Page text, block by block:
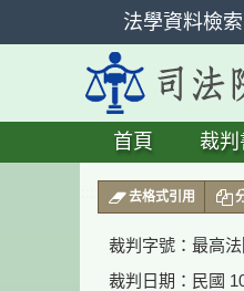
法學資料檢
首頁 裁
去格式引用
裁判字號：最高
裁判日期： 民國